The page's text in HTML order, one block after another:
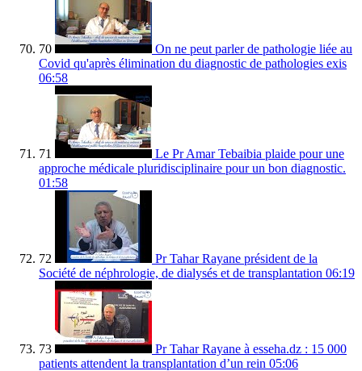
70
On ne peut parler de pathologie liée au
Covid qu'après élimination du diagnostic de pathologies exis
06:58
71
Le Pr Amar Tebaibia plaide pour une
approche médicale pluridisciplinaire pour un bon diagnostic.
01:58
72
Pr Tahar Rayane président de la
Société de néphrologie, de dialysés et de transplantation 06:19
73
Pr Tahar Rayane à esseha.dz : 15 000
patients attendent la transplantation d’un rein 05:06